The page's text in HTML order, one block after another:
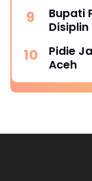
Bupati
Disiplin
Pidie
Aceh